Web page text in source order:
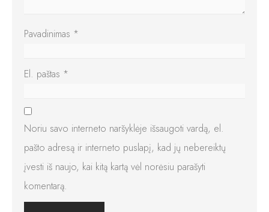
Pavadinimas *
El. paštas *
Noriu savo interneto naršyklėje išsaugoti vardą, el.
pašto adresą ir interneto puslapį, kad jų nebereiktų
įvesti iš naujo, kai kitą kartą vėl norėsiu parašyti
komentarą.